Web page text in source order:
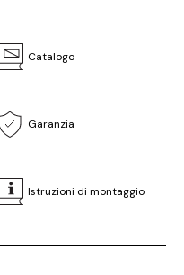
Catalogo
Garanzia
Istruzioni di montaggio